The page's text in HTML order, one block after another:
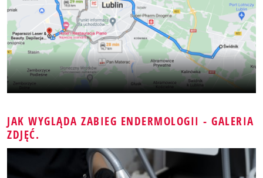
JAK WYGLĄDA ZABIEG ENDERMOLOGII - GALERIA
ZDJĘĆ.